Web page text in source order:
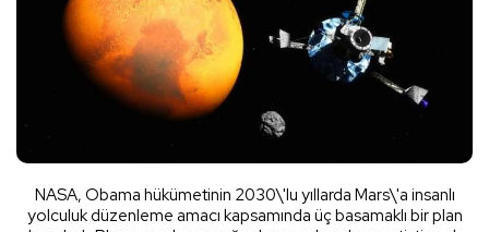
NASA, Obama hükümetinin 2030\'lu yıllarda Mars\'a insanlı
yolculuk düzenleme amacı kapsamında üç basamaklı bir plan